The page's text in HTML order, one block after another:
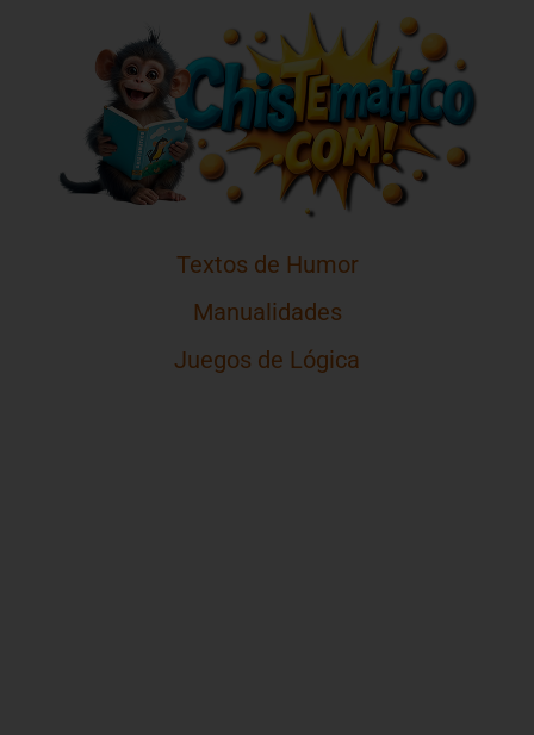
Textos de Humor
Manualidades
Juegos de Lógica